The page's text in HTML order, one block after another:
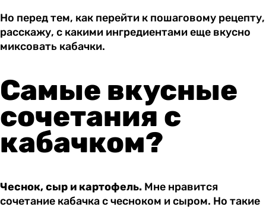
Но перед тем, как перейти к пошаговому рецепту,
расскажу, с какими ингредиентами еще вкусно
миксовать кабачки.
Самые вкусные
сочетания с
кабачком?
Чеснок, сыр и картофель. Мне нравится
сочетание кабачка с чесноком и сыром. Но такие